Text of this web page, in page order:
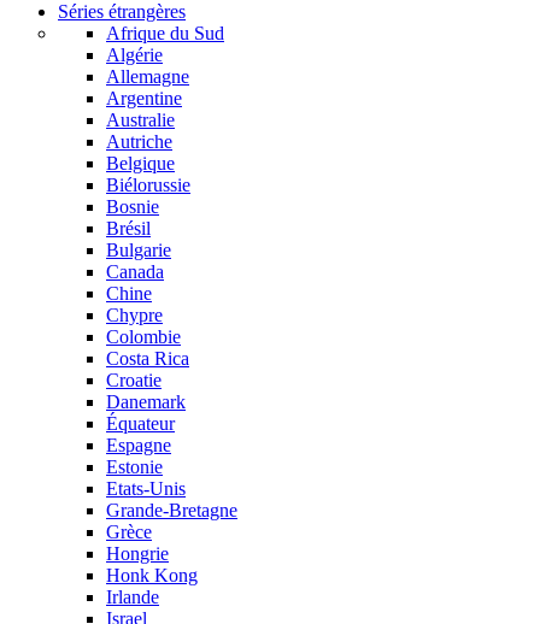
Séries étrangères
Afrique du Sud
Algérie
Allemagne
Argentine
Australie
Autriche
Belgique
Biélorussie
Bosnie
Brésil
Bulgarie
Canada
Chine
Chypre
Colombie
Costa Rica
Croatie
Danemark
Équateur
Espagne
Estonie
Etats-Unis
Grande-Bretagne
Grèce
Hongrie
Honk Kong
Irlande
Israel